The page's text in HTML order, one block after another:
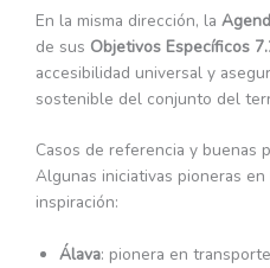
En la misma dirección, la
de sus Objetivos Específicos
accesibilidad universal y
sostenible del conjunto del
Casos de referencia y buenas
Algunas iniciativas pioneras
inspiración:
Álava: pionera en